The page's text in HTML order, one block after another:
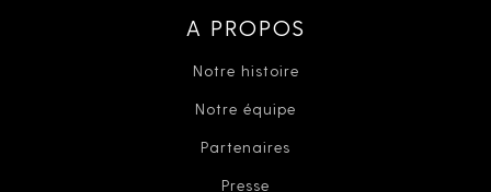
A PROPOS
Notre histoire
Notre équipe
Partenaires
Presse